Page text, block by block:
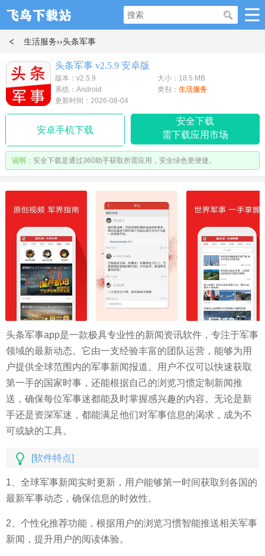
生活服务››头条军事
头条军事 v2.5.9 安卓版
版本：v2.5.9
大小：18.5 MB
系统：Android
类别： 生活服务
更新时间：2026-08-04
安卓手机下载
安全下载
需下载应用市场
说明： 安全下载是通过360助手获取所需应用，安全绿色更便捷。
头条军事app是一款极具专业性的新闻资讯软件，专注于军事
领域的最新动态。它由一支经验丰富的团队运营，能够为用
户提供全球范围内的军事新闻报道。用户不仅可以快速获取
第一手的国家时事，还能根据自己的浏览习惯定制新闻推
送，确保每位军事迷都能及时掌握感兴趣的内容。无论是新
手还是资深军迷，都能满足他们对军事信息的渴求，成为不
可或缺的工具。
[软件特点]
1、全球军事新闻实时更新，用户能够第一时间获取到各国的
最新军事动态，确保信息的时效性。
2、个性化推荐功能，根据用户的浏览习惯智能推送相关军事
新闻，提升用户的阅读体验。